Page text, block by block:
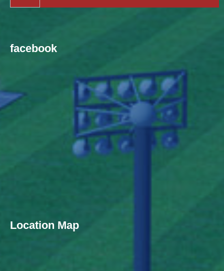
facebook
Location Map